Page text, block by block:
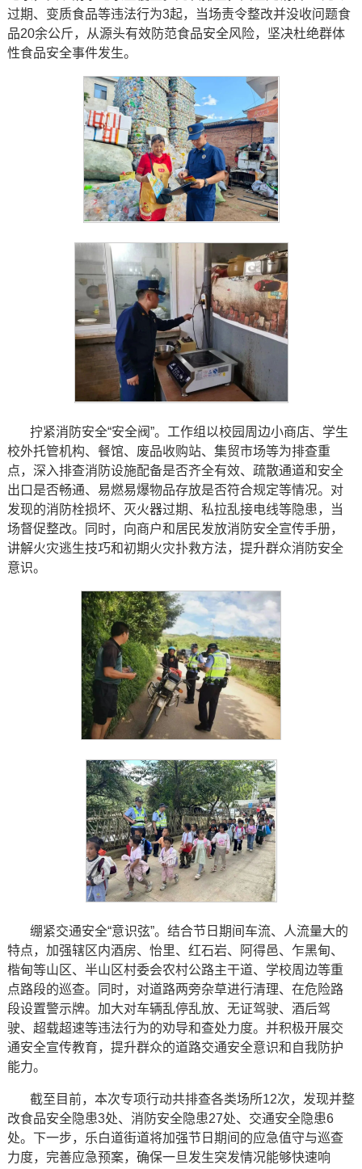
过期、变质食品等违法行为3起，当场责令整改并没收问题食
品20余公斤，从源头有效防范食品安全风险，坚决杜绝群体
性食品安全事件发生。
拧紧消防安全“安全阀”。工作组以校园周边小商店、学生
校外托管机构、餐馆、废品收购站、集贸市场等为排查重
点，深入排查消防设施配备是否齐全有效、疏散通道和安全
出口是否畅通、易燃易爆物品存放是否符合规定等情况。对
发现的消防栓损坏、灭火器过期、私拉乱接电线等隐患，当
场督促整改。同时，向商户和居民发放消防安全宣传手册，
讲解火灾逃生技巧和初期火灾扑救方法，提升群众消防安全
意识。
绷紧交通安全“意识弦”。结合节日期间车流、人流量大的
特点，加强辖区内酒房、怡里、红石岩、阿得邑、乍黑甸、
楷甸等山区、半山区村委会农村公路主干道、学校周边等重
点路段的巡查。同时，对道路两旁杂草进行清理、在危险路
段设置警示牌。加大对车辆乱停乱放、无证驾驶、酒后驾
驶、超载超速等违法行为的劝导和查处力度。并积极开展交
通安全宣传教育，提升群众的道路交通安全意识和自我防护
能力。
截至目前，本次专项行动共排查各类场所12次，发现并整
改食品安全隐患3处、消防安全隐患27处、交通安全隐患6
处。下一步，乐白道街道将加强节日期间的应急值守与巡查
力度，完善应急预案，确保一旦发生突发情况能够快速响